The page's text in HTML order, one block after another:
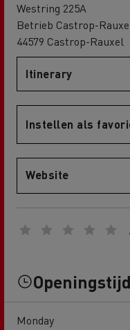
Westring 225A
Betrieb Castrop-
44579 Castrop-Rauxel
Itinerary
Instellen als
Website
Monday